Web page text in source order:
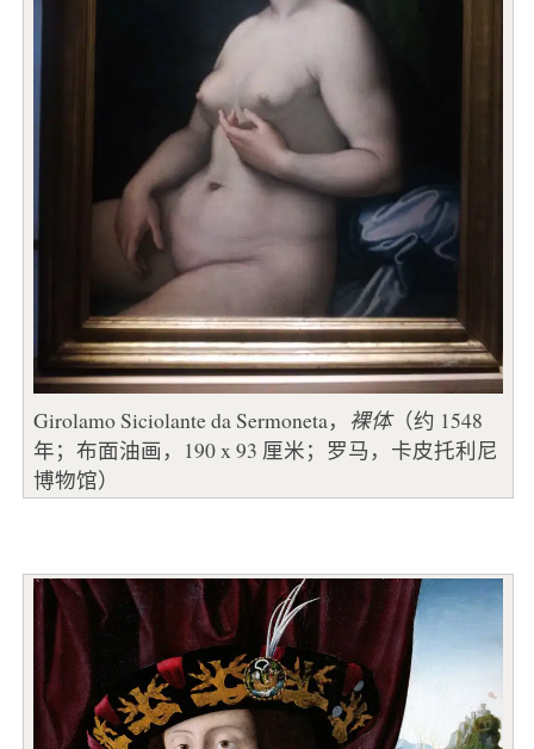
Girolamo Siciolante da Sermoneta， 裸体（约 1548
年；布面油画，190 x 93 厘米；罗马，卡皮托利尼
博物馆）